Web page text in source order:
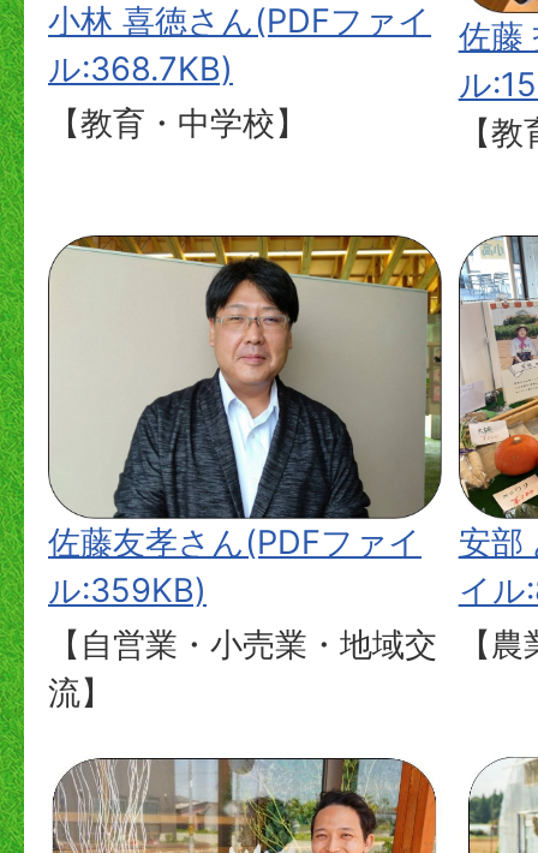
小林 喜徳さん(PDFファイ
ル:368.7KB)
【教育・中学校】
佐藤
ル
【
佐藤友孝さん(PDFファイ
ル:359KB)
【自営業・小売業・地域交
流】
安部
イル
【